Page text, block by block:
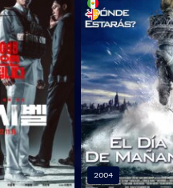
2004